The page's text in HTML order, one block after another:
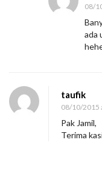
t
i
08/
ada
taufik
08/10/2015
Pak Jamil,
Terima